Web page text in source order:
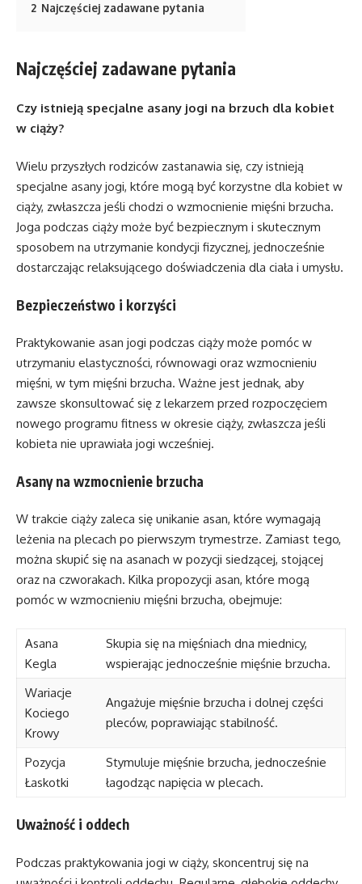
2 Najczęściej zadawane pytania
Najczęściej zadawane pytania
Czy istnieją specjalne asany jogi na brzuch dla kobiet
w ciąży?
Wielu przyszłych rodziców zastanawia się, czy istnieją
specjalne asany jogi, które mogą być korzystne dla kobiet w
ciąży, zwłaszcza jeśli chodzi o wzmocnienie mięśni brzucha.
Joga podczas ciąży może być bezpiecznym i skutecznym
sposobem na utrzymanie kondycji fizycznej, jednocześnie
dostarczając relaksującego doświadczenia dla ciała i umysłu.
Bezpieczeństwo i korzyści
Praktykowanie asan jogi podczas ciąży może pomóc w
utrzymaniu elastyczności, równowagi oraz wzmocnieniu
mięśni, w tym mięśni brzucha. Ważne jest jednak, aby
zawsze skonsultować się z lekarzem przed rozpoczęciem
nowego programu fitness w okresie ciąży, zwłaszcza jeśli
kobieta nie uprawiała jogi wcześniej.
Asany na wzmocnienie brzucha
W trakcie ciąży zaleca się unikanie asan, które wymagają
leżenia na plecach po pierwszym trymestrze. Zamiast tego,
można skupić się na asanach w pozycji siedzącej, stojącej
oraz na czworakach. Kilka propozycji asan, które mogą
pomóc w wzmocnieniu mięśni brzucha, obejmuje:
Asana
Kegla
Skupia się na mięśniach dna miednicy,
wspierając jednocześnie mięśnie brzucha.
Wariacje
Kociego
Krowy
Angażuje mięśnie brzucha i dolnej części
pleców, poprawiając stabilność.
Pozycja
Łaskotki
Stymuluje mięśnie brzucha, jednocześnie
łagodząc napięcia w plecach.
Uważność i oddech
Podczas praktykowania jogi w ciąży, skoncentruj się na